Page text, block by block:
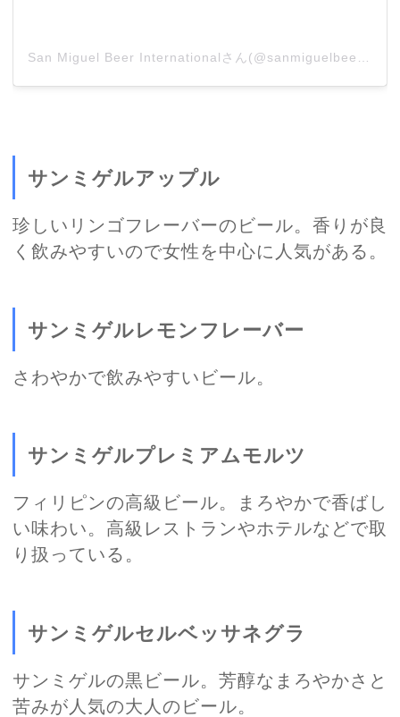
サンミゲルアップル
珍しいリンゴフレーバーのビール。香りが良
く飲みやすいので女性を中心に人気がある。
サンミゲルレモンフレーバー
さわやかで飲みやすいビール。
サンミゲルプレミアムモルツ
フィリピンの高級ビール。まろやかで香ばし
い味わい。高級レストランやホテルなどで取
り扱っている。
サンミゲルセルベッサネグラ
サンミゲルの黒ビール。芳醇なまろやかさと
苦みが人気の大人のビール。